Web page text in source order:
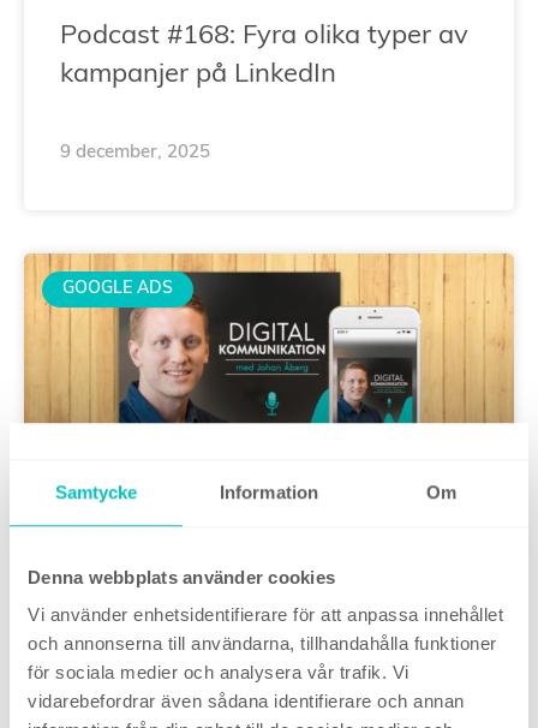
Samtycke Information Om
Denna webbplats använder cookies
Vi använder enhetsidentifierare för att anpassa innehållet
och annonserna till användarna, tillhandahålla funktioner
för sociala medier och analysera vår trafik. Vi
vidarebefordrar även sådana identifierare och annan
Podcast #168: Fyra olika typer av
kampanjer på LinkedIn
9 december, 2025
GOOGLE ADS
globala B2B-företag gör vid
digital annonsering
26 september, 2025